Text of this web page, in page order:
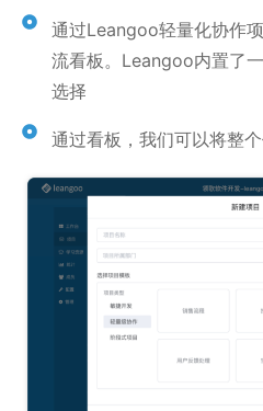
通过Leangoo轻量化协作
流看板。Leangoo内置了
选择
通过看板，我们可以将整